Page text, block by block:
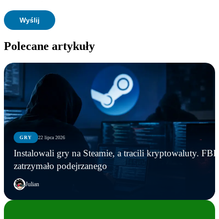
Polecane artykuły
GRY 22 lipca 2026
Instalowali gry na Steamie, a tracili kryptowaluty. FBI
zatrzymało podejrzanego
Julian